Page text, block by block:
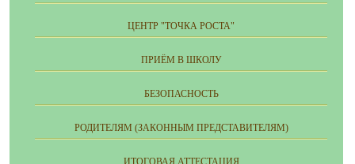
ЦЕНТР "ТОЧКА РОСТА"
ПРИЁМ В ШКОЛУ
БЕЗОПАСНОСТЬ
РОДИТЕЛЯМ (ЗАКОННЫМ ПРЕДСТАВИТЕЛЯМ)
ИТОГОВАЯ АТТЕСТАЦИЯ